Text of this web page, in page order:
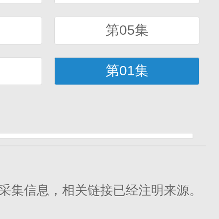
第05集
第01集
信息，相关链接已经注明来源。